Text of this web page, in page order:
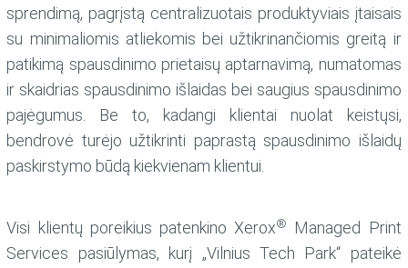
sprendimą, pagrįstą centralizuotais produktyviais įtaisais
su minimaliomis atliekomis bei užtikrinančiomis greitą ir
patikimą spausdinimo prietaisų aptarnavimą, numatomas
ir skaidrias spausdinimo išlaidas bei saugius spausdinimo
pajėgumus. Be to, kadangi klientai nuolat keistųsi,
bendrovė turėjo užtikrinti paprastą spausdinimo išlaidų
paskirstymo būdą kiekvienam klientui.
Visi klientų poreikius patenkino Xerox®
Managed Print
Services pasiūlymas, kurį „Vilnius Tech Park“ pateikė